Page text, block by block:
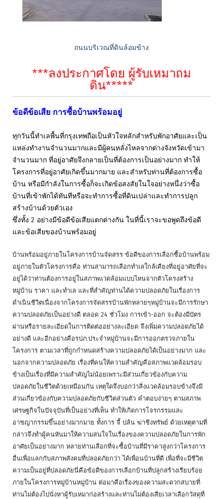
ถนนบริเวณที่ดินล้อมข้าง
***ลงประกาศโดย ผู้รับเหมาถม
ดิน*****
ข้อดีข้อเสีย การซื้อบ้านพร้อมอยู่
ทุกวันนี้ทำเลพื้นที่กรุงเทพถือเป็นหัวใจหลักสำหรับพักอาศัยและเป็น
แหล่งทำงานจำนวนมากและมีผู้คนหลั่งไหลจากต่างจังหวัดเข้ามา
จำนวนมาก ที่อยู่อาศัยจึงกลายเป็นที่ต้องการเป็นอย่างมาก ทำให้
โครงการที่อยู่อาศัยเกิดขึ้นมากมาย และสำหรับท่านที่ต้องการซื้อ
บ้าน หรือมีกำลังในการซื้อก็จะเกิดข้อสงสัยในใจอย่างหนึ่งว่าซื้อ
บ้านที่เข้าพักได้ทันทีหรือจะทำการซื้อที่ดินเปล่าและทำการปลูก
สร้างบ้านด้วยตัวเอง
ซึ่งทั้ง 2 อย่างมีข้อดีข้อเสียแตกต่างกัน ในที่นี้เราจะขอพูดถึงข้อดี
และข้อเสียของบ้านพร้อมอยู่
บ้านพร้อมอยู่ภายในโครงการบ้านจัดสรร ข้อดีของการเลือกซื้อบ้านพร้อม
อยู่ภายในตัวโครงการคือ ท่านสามารถเลือกทำเลใกล้เคียงที่อยู่อาศัยที่จะ
อยู่ได้ว่าท่านต้องการอยู่ในสภาพแวดล้อมแบบไหนจากตัวโครงสร้าง
หมู่บ้าน ราคา และทำเล และที่สำคัญท่านได้ความปลอดภัยในเรื่องการ
ดำเนินชีวิตเนื่องจากโครงการจัดสรรบ้านพักหลายๆหมู่บ้านจะมีการรักษา
ความปลอดภัยเป็นอย่างดี ตลอด 24 ชั่วโมง การเข้า-ออก จะต้องมีบัตร
ผ่านหรือรายละเอียดในการติดต่ออย่างละเอียด จึงเพิ่มความปลอดภัยได้
อย่างดี และอีกอย่างคือรปภ.ประจำหมู่บ้านจะมีการออกตรวจภายใน
โครงการ ตามเวลาที่ถูกกำหนดสร้างความปลอดภัยได้เป็นอย่างมาก และ
นอกจากความปลอดภัย เรื่องที่คนให้ความสำคัญคือสภาพแวดล้อมรอบ
ข้างเป็นเรื่องที่มีความสำคัญไม่น้อยเพราะมีส่วนเกี่ยวข้องกับความ
ปลอดภัยในชีวิตด้วยเหมือนกัน เหตุใดจึงบอกว่าสิ่งแวดล้อมรอบข้างจึงมี
ส่วนเกี่ยวข้องกับความปลอดภัยกับชีวิตส่วนตัว คำตอบง่ายๆ ตามสภาพ
เศรษฐกิจในปัจจุบันที่เป็นอย่างที่เห็น ทำให้เกิดการโจรกรรมและ
อาชญากรรมขึ้นอย่างมากมาย ทั้งการ จี้ ปล้น ฆ่าชิงทรัพย์ ด้วยเหตุตามที่
กล่าวจึงทำผู้คนหันมาให้ความสนใจในเรื่องของความปลอดภัยในการพัก
อาศัยเป็นอย่างมาก หลายท่านเลือกที่จะซื้อบ้านที่มีราคาสูงกว่าโครงการ
อื่นเพื่อแลกกับสภาพสังคมที่ปลอดภัยกว่า ได้เพื่อนบ้านที่ดี เพื่อที่จะมีชีวิต
ความเป็นอยู่ที่ปลอดภัยนี่คือข้อดีของการเลือกบ้านที่ปลูกสร้างเรียบร้อย
ภายในโครงการหมู่บ้านหมู่บ้าน ต่อมาคือเรื่องของความสะดวกสบายที่
ท่านไม่ต้องไปนั่งหาผู้รับเหมาก่อสร้างและท่านไม่ต้องเสียเวลาเลือกวัสดุที่